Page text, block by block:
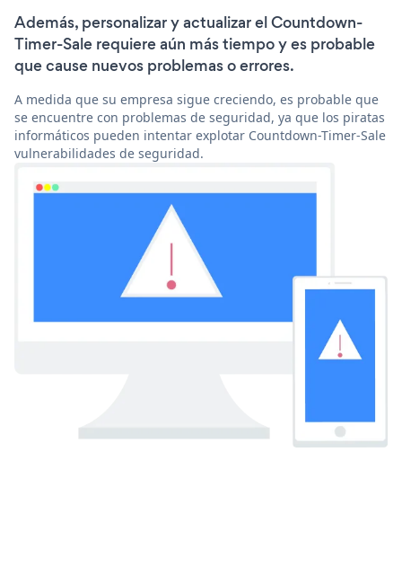
Además, personalizar y actualizar el Countdown-
Timer-Sale requiere aún más tiempo y es probable
que cause nuevos problemas o errores.
A medida que su empresa sigue creciendo, es probable que
se encuentre con problemas de seguridad, ya que los piratas
informáticos pueden intentar explotar Countdown-Timer-Sale
vulnerabilidades de seguridad.